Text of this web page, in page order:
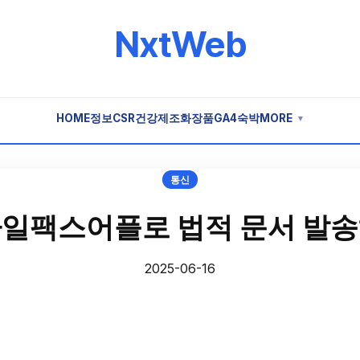
NxtWeb
HOME정보CSR건강제조화장품GA4숙박MORE ▼
통신
팩스어플로 법적 문서 발
2025-06-16